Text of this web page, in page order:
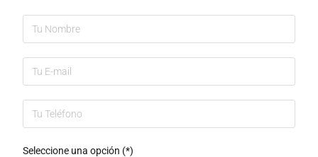
Seleccione una opción (*)